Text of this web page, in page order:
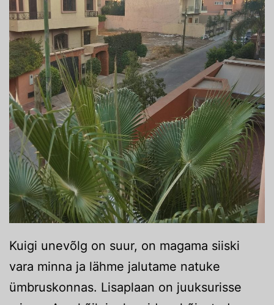
Kuigi unevõlg on suur, on magama siiski
vara minna ja lähme jalutame natuke
ümbruskonnas. Lisaplaan on juuksurisse